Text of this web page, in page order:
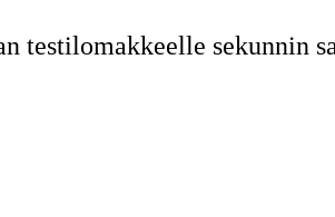
testilomakkeelle sekunnin